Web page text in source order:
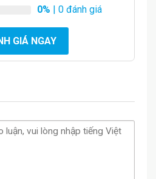
0% | 0 đánh giá
GIÁ NGAY